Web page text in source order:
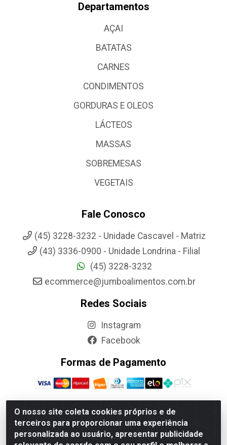
O nosso site coleta cookies próprios e de
terceiros para proporcionar uma experiência
personalizada ao usuário, apresentar publicidade
Departamentos
AÇAI
BATATAS
CARNES
CONDIMENTOS
GORDURAS E OLEOS
LÁCTEOS
MASSAS
SOBREMESAS
VEGETAIS
Fale Conosco
(45) 3228-3232 - Unidade Cascavel - Matriz
(43) 3336-0900 - Unidade Londrina - Filial
(45) 3228-3232
ecommerce@jumboalimentos.com.br
Redes Sociais
Instagram
Facebook
Formas de Pagamento
Jumbo Alimentos Cascavel - Matriz - Rua Itatiba Do Sul, 161 -
Santos Dumont, Cascavel-PR - CEP 85804-700- CNPJ